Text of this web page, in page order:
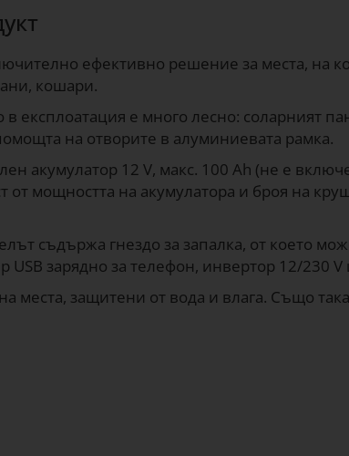
ефективно решение за места, на
кошари.
в експлоатация е много лесно: соларният
на отворите в алуминиевата рамка.
акумулатор 12 V, макс. 100 Ah (не е
от мощността на акумулатора и броя на
съдържа гнездо за запалка, от което
зарядно за телефон, инвертор 12/230 V
места, защитени от вода и влага. Също